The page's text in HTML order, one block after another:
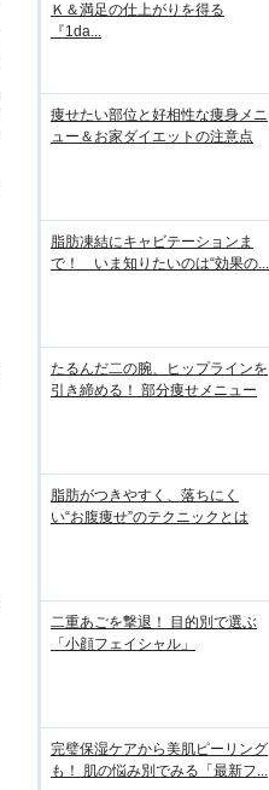
Ｋ＆満足の仕上がりを得る
『1da...
痩せたい部位と好相性な痩身メニ
ュー＆お家ダイエットの注意点
脂肪凍結にキャビテーションま
で！ いま知りたいのは“効果の...
たるんだ二の腕、ヒップラインを
引き締める！ 部分痩せメニュー
脂肪がつきやすく、落ちにく
い“お腹痩せ”のテクニックとは
二重あごを撃退！ 目的別で選ぶ
「小顔フェイシャル」
完璧保湿ケアから美肌ピーリング
も！ 肌の悩み別でみる「最新フ...